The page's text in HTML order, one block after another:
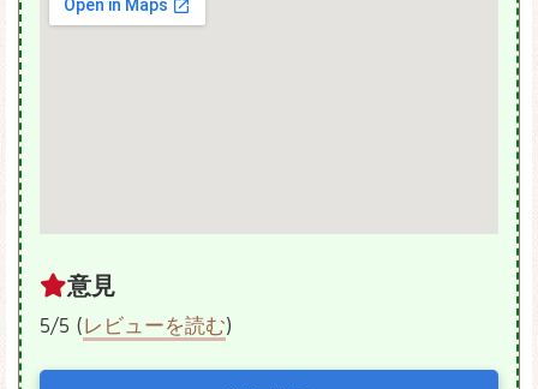
意見
5/5 (レビューを読む)